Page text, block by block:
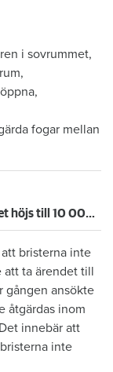
i sovrummet,
fogar mellan
Nu ska han slippa vänta – vitet höjs till 10 000 per timme när hissen står still
bristerna inte
att ta ärendet till
gången ansökte
åtgärdas inom
innebär att
inte